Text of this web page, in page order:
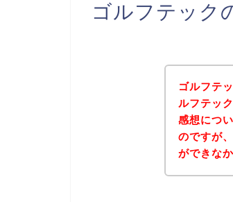
ゴルフテック
ゴルフテ
ルフテッ
感想につ
のですが
ができな